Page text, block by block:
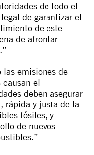
de todo el
de garantizar el
de este
de afrontar
las emisiones de
causan el
deben asegurar
rápida y justa de la
fósiles, y
de nuevos